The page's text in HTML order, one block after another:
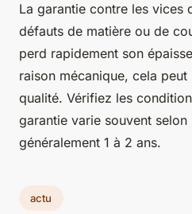
La garantie contre les vices
défauts de matière ou de
perd rapidement son
raison mécanique, cela peut
qualité. Vérifiez les
garantie varie souvent
généralement 1 à 2 ans.
actu